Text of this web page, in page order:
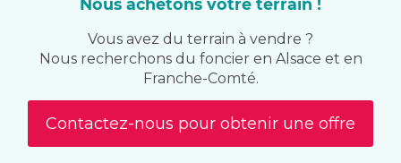
Vous avez du terrain à vendre ?
Nous recherchons du foncier en Alsace et en
Franche-Comté.
Contactez-nous pour obtenir une offre